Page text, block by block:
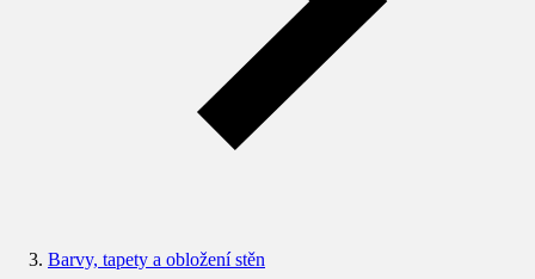
Barvy, tapety a obložení stěn